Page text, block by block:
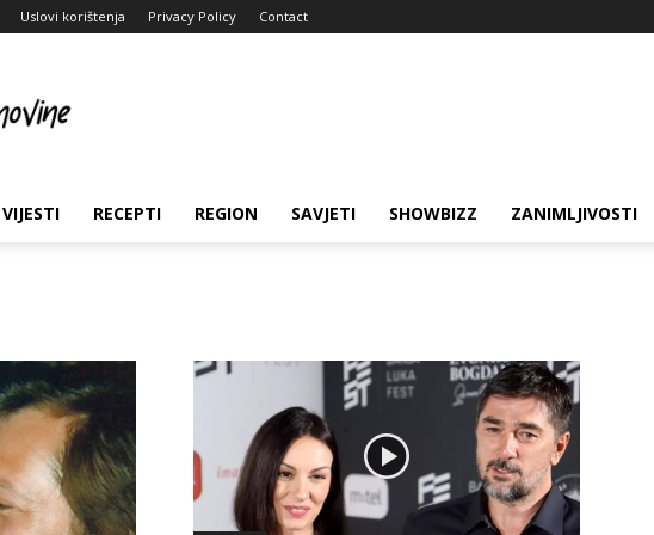
Uslovi korištenja Privacy Policy Contact
VIJESTI RECEPTI REGION SAVJETI SHOWBIZZ ZANIMLJIVOSTI